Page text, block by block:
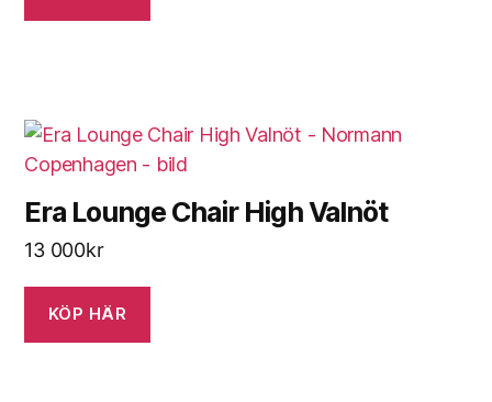
Era Lounge Chair High Valnöt
13 000kr
KÖP HÄR